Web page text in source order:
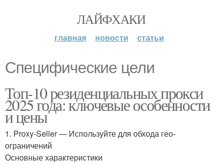
ЛАЙФХАКИ
главная новости статьи
Специфические цели
Топ-10 резиденциальных прокси
2025 года: ключевые особенности
и цены
1. Proxy-Seller — Используйте для обхода гео-
ограничений
Основные характеристики